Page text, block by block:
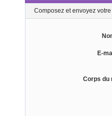
Composez et envoyez
E-
Corps du